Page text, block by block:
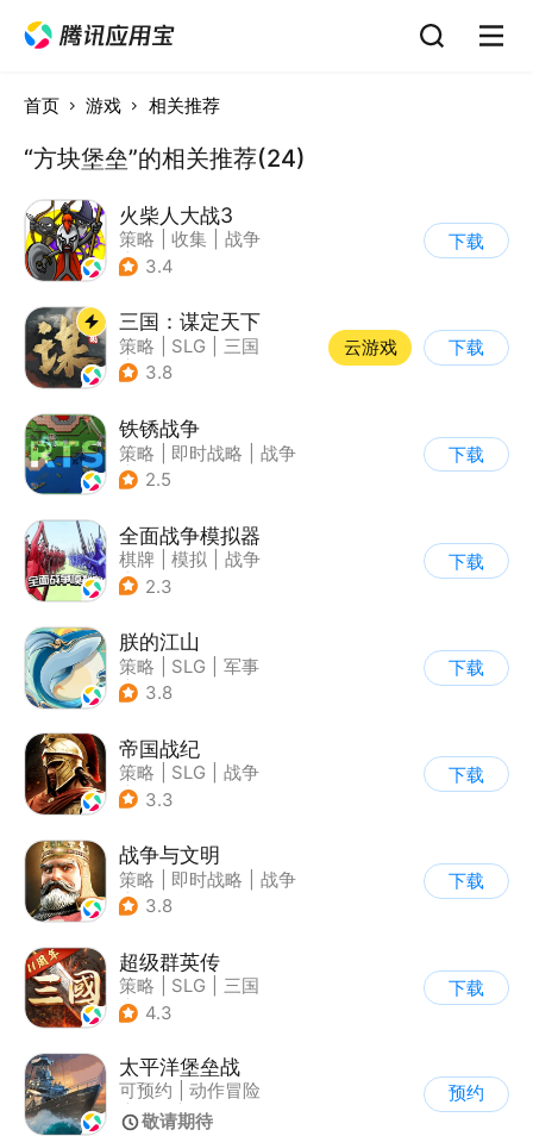
首页 游戏 相关推荐
“方块堡垒”的相关推荐(24)
火柴人大战3
策略 收集
战争
| 火柴人
3.4
下载
三国：谋定天下
策略 SLG
三国
| 中国风
3.8
云游戏 下载
铁锈战争
策略 即时战略
战争
| 像素风
2.5
下载
全面战争模拟器
棋牌 模拟
战争
| 像素风
2.3
下载
朕的江山
策略 SLG
军事
| 写实
3.8
下载
帝国战纪
策略 SLG
战争
| 写实
3.3
下载
战争与文明
策略 即时战略
战争
| 欧美风
3.8
下载
超级群英传
策略 SLG
三国
| 中国风
4.3
下载
太平洋堡垒战
可预约
动作冒险
| 格斗 | 科幻
敬请期待
预约